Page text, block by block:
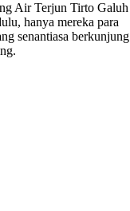
Air Terjun Tirto Galuh
hanya mereka para
senantiasa berkunjung